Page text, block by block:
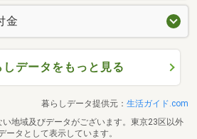
金
データをもっと見る
暮らしデータ提供元： 生活ガイド.com
地域及びデータがございます。東京23区以外
タとして表示しています。